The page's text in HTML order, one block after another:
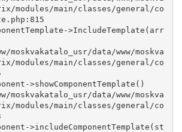
modules/main/classes/general/co
>IncludeTemplate(arr
modules/main/classes/general/co
>showComponentTemplate()
modules/main/classes/general/co
>includeComponentTemplate(st